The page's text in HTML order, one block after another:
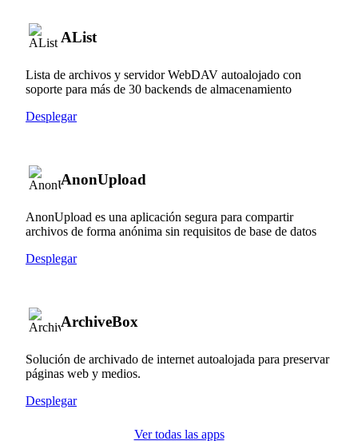
AList
Lista de archivos y servidor WebDAV autoalojado con
soporte para más de 30 backends de almacenamiento
Desplegar
AnonUpload
AnonUpload es una aplicación segura para compartir
archivos de forma anónima sin requisitos de base de datos
Desplegar
ArchiveBox
Solución de archivado de internet autoalojada para preservar
páginas web y medios.
Desplegar
Ver todas las apps